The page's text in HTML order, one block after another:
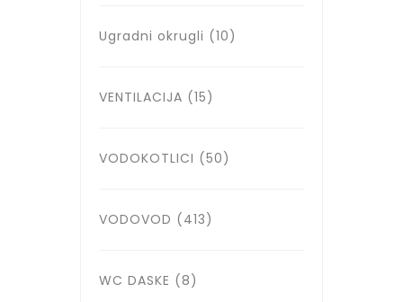
Ugradni okrugli (10)
VENTILACIJA (15)
VODOKOTLICI (50)
VODOVOD (413)
WC DASKE (8)